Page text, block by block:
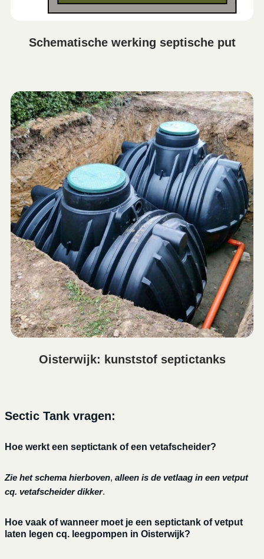
Schematische werking septische put
Oisterwijk: kunststof septictanks
Sectic Tank vragen:
Hoe werkt een septictank of een vetafscheider?
Zie het schema hierboven, alleen is de vetlaag in een vetput
cq. vetafscheider dikker.
Hoe vaak of wanneer moet je een septictank of vetput
laten legen cq. leegpompen in Oisterwijk?